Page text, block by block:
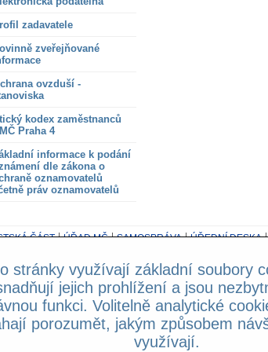
zadavatele
zveřejňované
ovzduší -
kodex zaměstnanců
Praha 4
informace k podání
dle zákona o
oznamovatelů
práv oznamovatelů
ČÁST ÚŘAD MČ SAMOSPRÁVA ÚŘEDNÍ DESKA
194 237- Základní informační linka bez možnosti
o přístupnosti
© 2013 Městská část Praha 4, Antala Staška 2059/
stránky využívají základní soubory
jejich prohlížení a jsou
funkci. Volitelně analytické
porozumět, jakým způsobem
využívají.